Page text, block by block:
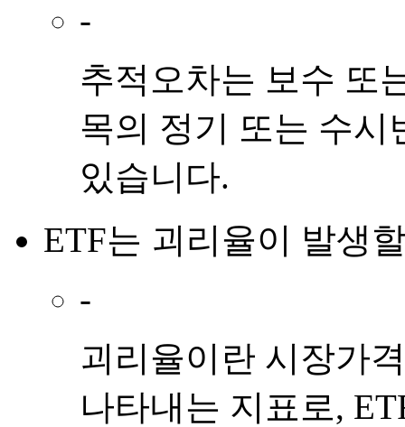
-
추적오차는 보수 또
목의 정기 또는 수시
있습니다.
ETF는 괴리율이 발생
-
괴리율이란 시장가
나타내는 지표로,